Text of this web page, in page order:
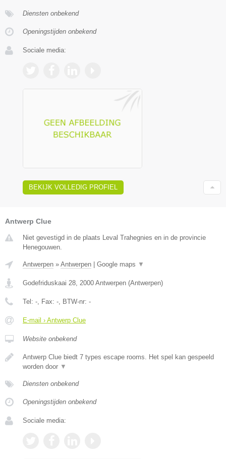
Diensten onbekend
Openingstijden onbekend
Sociale media:
BEKIJK VOLLEDIG PROFIEL
Antwerp Clue
Niet gevestigd in de plaats Leval Trahegnies en in de provincie
Henegouwen.
Antwerpen » Antwerpen Google maps ▼
Godefriduskaai 28, 2000 Antwerpen (Antwerpen)
Tel: -, Fax: -, BTW-nr: -
E-mail › Antwerp Clue
Website onbekend
Antwerp Clue biedt 7 types escape rooms. Het spel kan gespeeld
worden door ▼
Diensten onbekend
Openingstijden onbekend
Sociale media: